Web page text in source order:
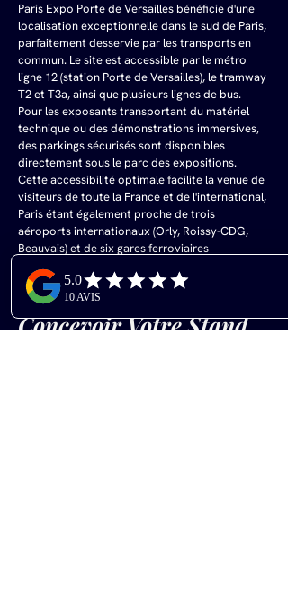
Paris Expo Porte de Versailles bénéficie d'une
localisation exceptionnelle dans le sud de Paris,
parfaitement desservie par les transports en
commun. Le site est accessible par le métro
ligne 12 (station Porte de Versailles), le tramway
T2 et T3a, ainsi que plusieurs lignes de bus.
Pour les exposants transportant du matériel
technique ou des démonstrations immersives,
des parkings sécurisés sont disponibles
directement sous le parc des expositions.
Cette accessibilité optimale facilite la venue de
visiteurs de toute la France et de l'international,
Paris étant également proche de trois
aéroports internationaux (Orly, Roissy-CDG,
Beauvais) et de six gares ferroviaires
principales.
Concevoir Votre Stand